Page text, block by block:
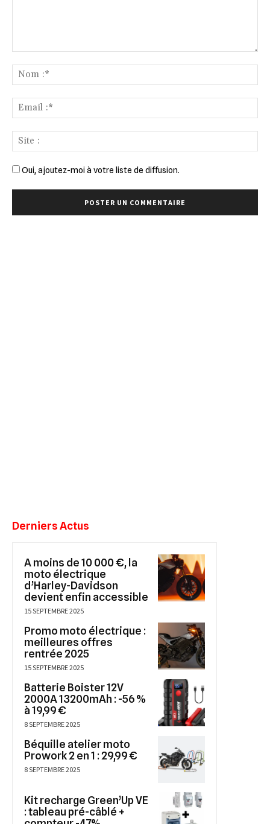
Oui, ajoutez-moi à votre liste de diffusion.
Derniers Actus
A moins de 10 000 €, la
moto électrique
d’Harley-Davidson
devient enfin accessible
15 SEPTEMBRE 2025
Promo moto électrique :
meilleures offres
rentrée 2025
15 SEPTEMBRE 2025
Batterie Boister 12V
2000A 13200mAh : -56 %
à 19,99 €
8 SEPTEMBRE 2025
Béquille atelier moto
Prowork 2 en 1 : 29,99 €
8 SEPTEMBRE 2025
Kit recharge Green’Up VE
: tableau pré-câblé +